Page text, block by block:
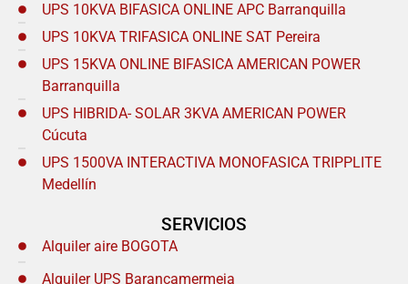
UPS 10KVA BIFASICA ONLINE APC Barranquilla
UPS 10KVA TRIFASICA ONLINE SAT Pereira
UPS 15KVA ONLINE BIFASICA AMERICAN POWER
Barranquilla
UPS HIBRIDA- SOLAR 3KVA AMERICAN POWER
Cúcuta
UPS 1500VA INTERACTIVA MONOFASICA TRIPPLITE
Medellín
SERVICIOS
Alquiler aire BOGOTA
Alquiler UPS Barancamermeja